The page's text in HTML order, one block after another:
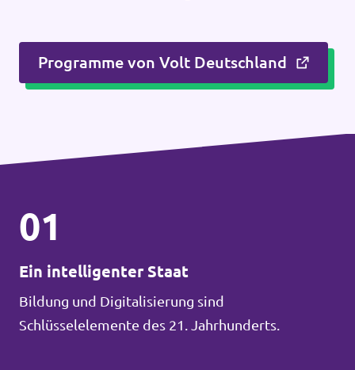
Programme von Volt Deutschland
01
Ein intelligenter Staat
Bildung und Digitalisierung sind
Schlüsselelemente des 21. Jahrhunderts.